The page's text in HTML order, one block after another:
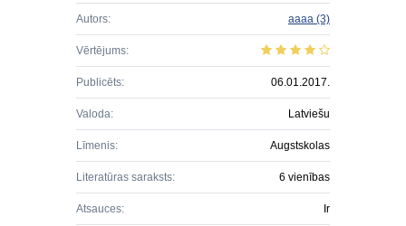
Autors: aaaa (3)
Vērtējums:
Publicēts: 06.01.2017.
Valoda: Latviešu
Līmenis: Augstskolas
Literatūras saraksts: 6 vienības
Atsauces: Ir